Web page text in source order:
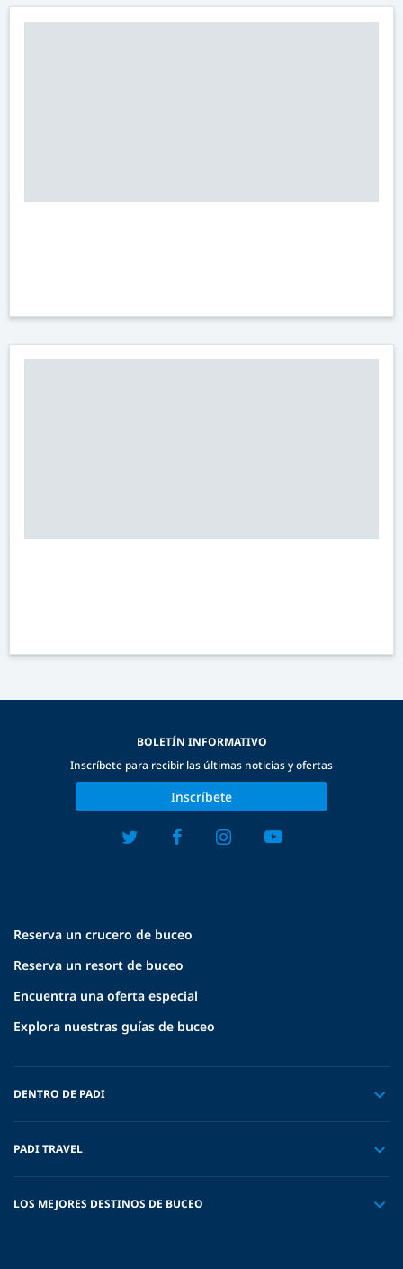
Reserva un crucero de buceo
Reserva un resort de buceo
Encuentra una oferta especial
Explora nuestras guías de buceo
DENTRO DE PADI
PADI TRAVEL
LOS MEJORES DESTINOS DE BUCEO
BOLETÍN INFORMATIVO
Inscríbete para recibir las últimas noticias y ofertas
Inscríbete